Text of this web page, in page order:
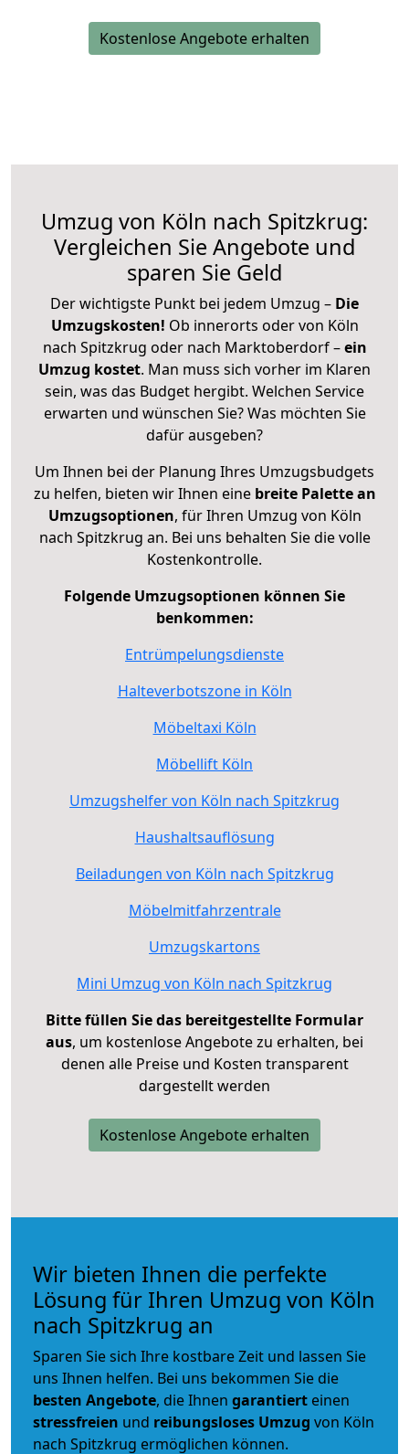
Kostenlose Angebote erhalten
Umzug von Köln nach Spitzkrug:
Vergleichen Sie Angebote und
sparen Sie Geld
Der wichtigste Punkt bei jedem Umzug – Die
Umzugskosten! Ob innerorts oder von Köln
nach Spitzkrug oder nach Marktoberdorf –ein
Umzug kostet. Man muss sich vorher im Klaren
sein, was das Budget hergibt. Welchen Service
erwarten und wünschen Sie? Was möchten Sie
dafür ausgeben?
Um Ihnen bei der Planung Ihres Umzugsbudgets
zu helfen, bieten wir Ihnen eine breite Palette an
Umzugsoptionen, für Ihren Umzug von Köln
nach Spitzkrug an. Bei uns behalten Sie die volle
Kostenkontrolle.
Folgende Umzugsoptionen können Sie
benkommen:
Entrümpelungsdienste
Halteverbotszone in Köln
Möbeltaxi Köln
Möbellift Köln
Umzugshelfer von Köln nach Spitzkrug
Haushaltsauflösung
Beiladungen von Köln nach Spitzkrug
Möbelmitfahrzentrale
Umzugskartons
Mini Umzug von Köln nach Spitzkrug
Bitte füllen Sie das bereitgestellte Formular
aus, um kostenlose Angebote zu erhalten, bei
denen alle Preise und Kosten transparent
dargestellt werden
Kostenlose Angebote erhalten
Wir bieten Ihnen die perfekte
Lösung für Ihren Umzug von Köln
nach Spitzkrug an
Sparen Sie sich Ihre kostbare Zeit und lassen Sie
uns Ihnen helfen. Bei uns bekommen Sie die
besten Angebote, die Ihnen garantiert einen
stressfreien und reibungsloses Umzug von Köln
nach Spitzkrug ermöglichen können.